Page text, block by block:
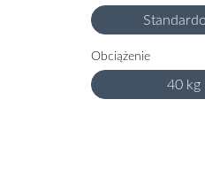
Obciążenie
40 kg